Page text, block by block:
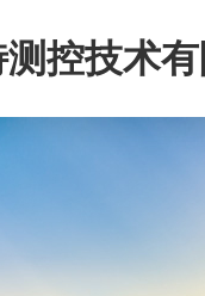
控技术